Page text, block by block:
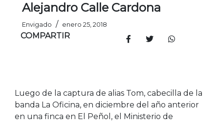
Alejandro Calle Cardona
Envigado / enero 25, 2018
COMPARTIR
Luego de la captura de alias Tom, cabecilla de la
banda La Oficina, en diciembre del año anterior
en una finca en El Peñol, el Ministerio de